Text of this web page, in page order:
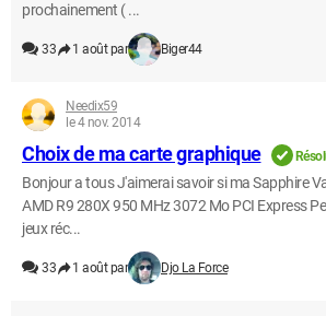
prochainement ( ...
33 1 août par Biger44
Needix59
le 4 nov. 2014
Choix de ma carte graphique
Bonjour a tous J'aimerai savoir si ma Sapphire
AMD R9 280X 950 MHz 3072 Mo PCI Express
jeux réc...
33 1 août par Djo La Force